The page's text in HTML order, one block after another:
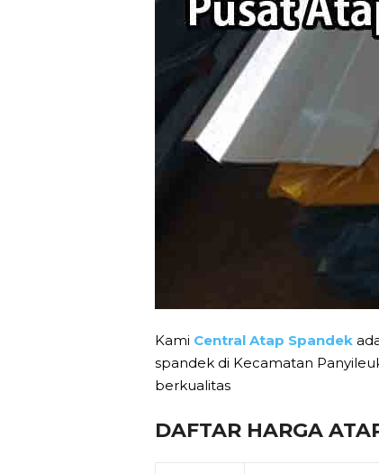
Kami Central Atap Spandek
spandek di Kecamatan
berkualitas
DAFTAR HARGA